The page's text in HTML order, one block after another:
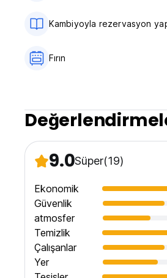
Kambiyoyla rezervasyon
Fırın
9.0Süper(19)
Ekonomik
Güvenlik
atmosfer
Temizlik
Çalışanlar
Yer